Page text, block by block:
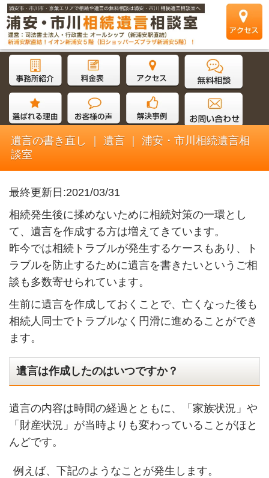
遺言の書き直し ｜ 遺言 ｜ 浦安・市川相続遺言相
談室
最終更新日:2021/03/31
相続発生後に揉めないために相続対策の一環とし
て、遺言を作成する方は増えてきています。
昨今では相続トラブルが発生するケースもあり、ト
ラブルを防止するために遺言を書きたいというご相
談も多数寄せられています。
生前に遺言を作成しておくことで、亡くなった後も
相続人同士でトラブルなく円滑に進めることができ
ます。
遺言は作成したのはいつですか？
遺言の内容は時間の経過とともに、「家族状況」や
「財産状況」が当時よりも変わっていることがほと
んどです。
例えば、下記のようなことが発生します。